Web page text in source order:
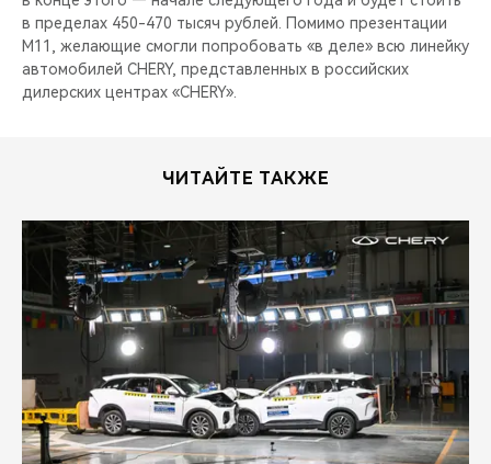
НАШИ МЕРОПРИЯТИЯ
ВИДЕООБЗОРЫ
в пределах 450-470 тысяч рублей. Помимо презентации
М11, желающие смогли попробовать «в деле» всю линейку
автомобилей CHERY, представленных в российских
дилерских центрах «CHERY».
ЧИТАЙТЕ ТАКЖЕ